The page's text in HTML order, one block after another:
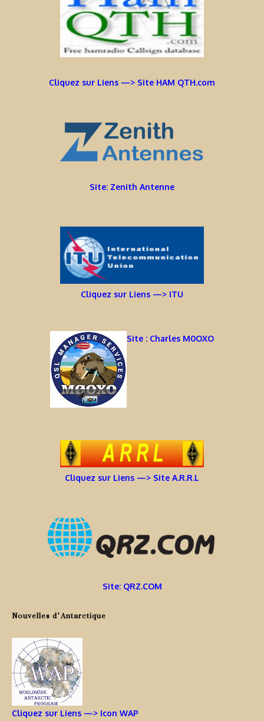
Cliquez sur Liens —> Site HAM QTH.com
Site: Zenith Antenne
Cliquez sur Liens —> ITU
Site : Charles M0OXO
Cliquez sur Liens —> Site A.R.R.L
Site: QRZ.COM
Nouvelles d’Antarctique
Cliquez sur Liens —> Icon WAP